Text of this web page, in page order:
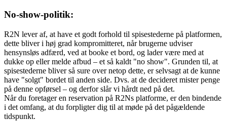
No-show-politik:
R2N lever af, at have et godt forhold til spisestederne på platformen,
dette bliver i høj grad kompromitteret, når brugerne udviser
hensynsløs adfærd, ved at booke et bord, og lader være med at
dukke op eller melde afbud – et så kaldt "no show". Grunden til, at
spisestederne bliver så sure over netop dette, er selvsagt at de kunne
have "solgt" bordet til anden side. Dvs. at de decideret mister penge
på denne opførsel – og derfor slår vi hårdt ned på det.
Når du foretager en reservation på R2Ns platforme, er den bindende
i det omfang, at du forpligter dig til at møde på det pågældende
tidspunkt.